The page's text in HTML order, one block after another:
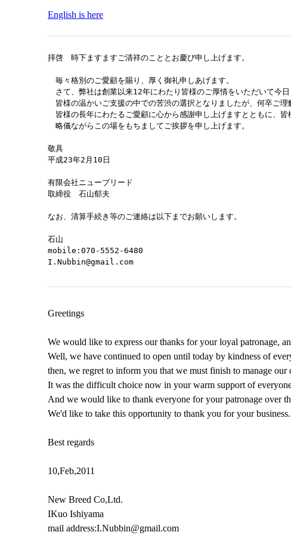
English is here
拝啓　時下ますますご清祥のこととお慶び申し上げます。
毎々格別のご愛顧を賜り、厚く御礼申しあげます。
さて、弊社は創業以来12年にわたり皆様のご厚情をいただいて今
皆様の温かいご支援の中での苦渋の選択となりましたが、何卒ご理
皆様の長年にわたるご愛顧に心から感謝申し上げますとともに、皆
略儀ながらこの場をもちましてご挨拶を申し上げます。
敬具
平成23年2月10日
有限会社ニューブリード
取締役　石山郁夫
なお、清算手続き等のご連絡は以下までお願いします。
石山
mobile:070-5552-6480
I.Nubbin@gmail.com
Greetings
We would like to express our thanks for your loyal patronage,
Well, we have continued to open until today by kindness of
then, we regret to inform you that we must finish to manage
It was the difficult choice now in your warm support of
And we would like to thank everyone for your patronage over
We'd like to take this opportunity to thank you for your business.
Best regards
10,Feb,2011
New Breed Co,Ltd.
IKuo Ishiyama
mail address:I.Nubbin@gmail.com